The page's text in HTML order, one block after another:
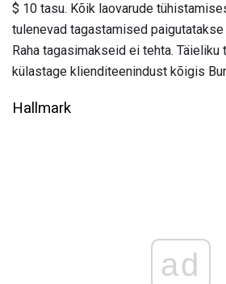
$ 10 tasu. Kõik laovarude
tulenevad tagastamised paigutatakse
Raha tagasimakseid ei tehta.
külastage klienditeenindust kõigis
Hallmark
ad